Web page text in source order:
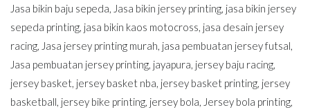
Jasa bikin baju sepeda, Jasa bikin jersey printing, jasa bikin jersey
sepeda printing, jasa bikin kaos motocross, jasa desain jersey
racing, Jasa jersey printing murah, jasa pembuatan jersey futsal,
Jasa pembuatan jersey printing, jayapura, jersey baju racing,
jersey basket, jersey basket nba, jersey basket printing, jersey
basketball, jersey bike printing, jersey bola, Jersey bola printing,